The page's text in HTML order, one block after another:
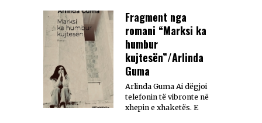
Fragment nga
romani “Marksi ka
humbur
kujtesën”/Arlinda
Guma
Arlinda Guma Ai dëgjoi
telefonin të vibronte në
xhepin e xhaketës. E